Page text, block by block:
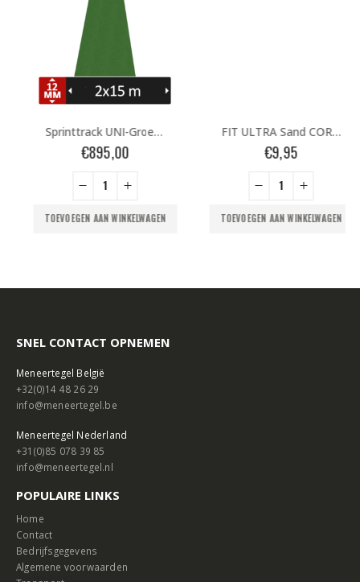
Sprinttrack UNI-Groen 2x15m
895,00
TOEVOEGEN AAN WINKELWAGEN
FIT ULTRA Sand CORNER – 20mm
9,95
TOEVOEGEN AAN WINKELWAGEN
SNEL CONTACT OPNEMEN
Meneertegel België
+32(0)14 48 26 29
info@meneertegel.be
Meneertegel Nederland
+31(0)85 078 39 85
info@meneertegel.nl
POPULAIRE LINKS
Home
Contact
Bedrijfsgegevens
Algemene voorwaarden